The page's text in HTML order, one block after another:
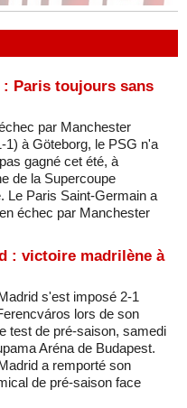
: Paris toujours sans
par Manchester
1) à Göteborg, le PSG n'a
gagné cet été, à
de la Supercoupe
Le Paris Saint-Germain a
échec par Manchester
: victoire madrilène à
s'est imposé 2-1
lors de son
test de pré-saison, samedi
Aréna de Budapest.
a remporté son
de pré-saison face